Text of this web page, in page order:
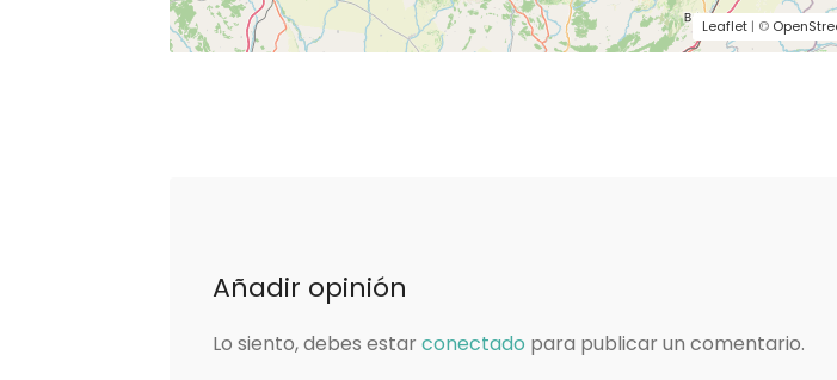
Leaflet| ©
Añadir opinión
Lo siento, debes estar conectado para publicar un comentario.